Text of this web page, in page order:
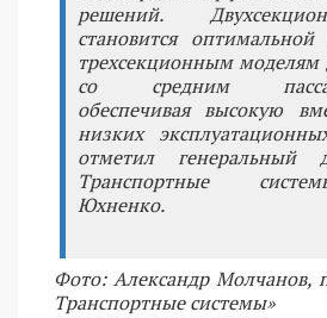
решений.
становится оптимальной
трехсекционным моделям
со средним
обеспечивая высокую
низких
отметил генеральный
Транспортные
Юхненко.
Фото: Александр Молчанов,
Транспортные системы»